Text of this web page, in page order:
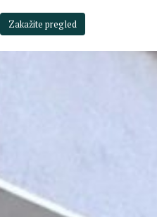
Zakažite pregled